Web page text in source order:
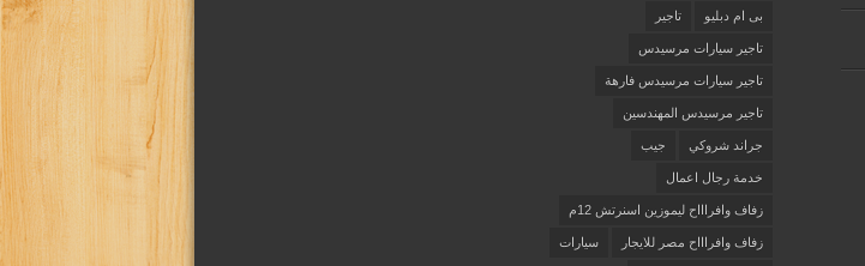
بى ام دبليو تاجير
تاجير سيارات مرسيدس
تاجير سيارات مرسيدس فارهة
تاجير مرسيدس المهندسين
جراند شروكي جيب
خدمة رجال اعمال
زفاف وافراااح ليموزين اسنرتش 12م
زفاف وافراااح مصر للايجار سيارات